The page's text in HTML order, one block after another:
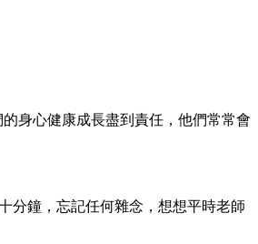
身心健康成長盡到責任，他們常常會
分鐘，忘記任何雜念，想想平時老師